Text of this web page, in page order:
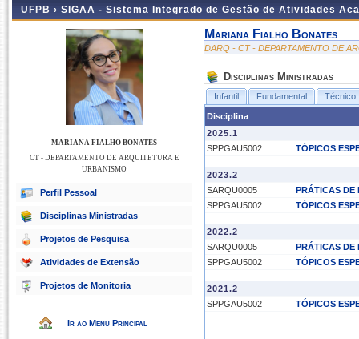
UFPB › SIGAA - Sistema Integrado de Gestão de Atividades
MARIANA FIALHO BONATES
CT - DEPARTAMENTO DE ARQUITETURA E
URBANISMO
Perfil Pessoal
Disciplinas Ministradas
Projetos de Pesquisa
Atividades de Extensão
Projetos de Monitoria
Ir ao Menu Principal
Mariana Fialho Bonates
DARQ - CT - DEPARTAMENTO DE
Disciplinas Ministradas
Infantil Fundamental Técnico
Disciplina
2025.1
SPPGAU5002
TÓPICOS
2023.2
SARQU0005
PRÁTICAS DE
SPPGAU5002
TÓPICOS
2022.2
SARQU0005
PRÁTICAS DE
SPPGAU5002
TÓPICOS
2021.2
SPPGAU5002
TÓPICOS